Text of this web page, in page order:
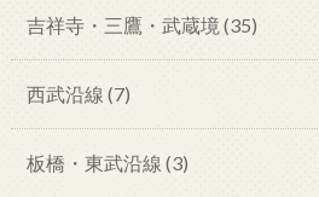
吉祥寺・三鷹・武蔵境 (35)
西武沿線 (7)
板橋・東武沿線 (3)